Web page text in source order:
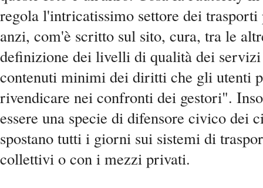
regola l'intricatissimo settore dei
anzi, com'è scritto sul sito, cura, tra le
definizione dei livelli di qualità dei
contenuti minimi dei diritti che gli utenti
rivendicare nei confronti dei gestori".
essere una specie di difensore civico dei
spostano tutti i giorni sui sistemi di
collettivi o con i mezzi privati.